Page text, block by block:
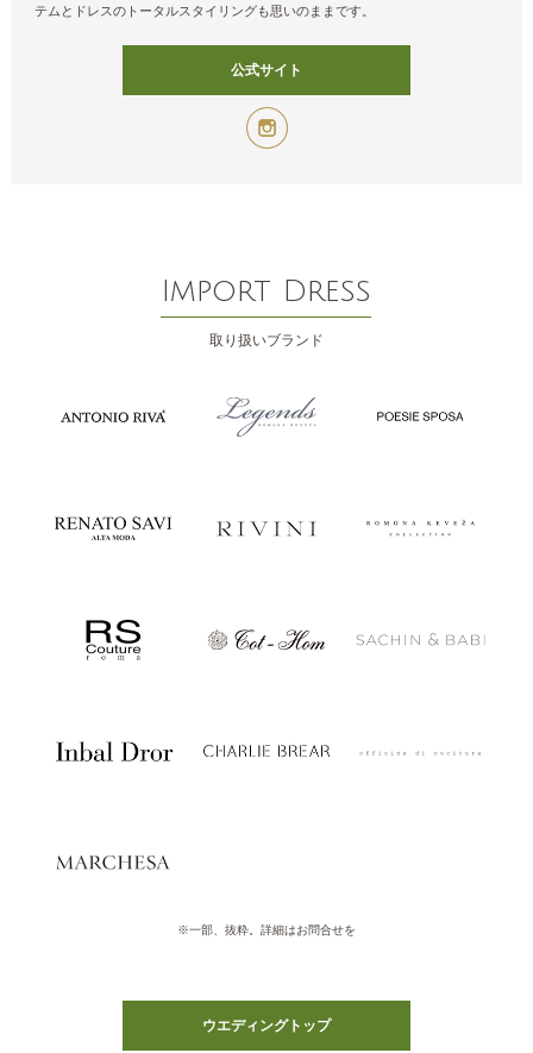
テムとドレスのトータルスタイリングも思いのままです。
公式サイト
Import Dress
取り扱いブランド
※一部、抜粋。詳細はお問合せを
ウエディングトップ